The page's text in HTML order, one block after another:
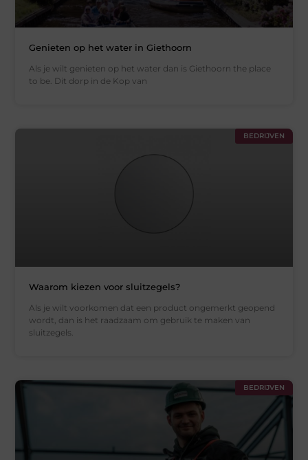
Genieten op het water in Giethoorn
Als je wilt genieten op het water dan is Giethoorn the place
to be. Dit dorp in de Kop van
BEDRIJVEN
Waarom kiezen voor sluitzegels?
Als je wilt voorkomen dat een product ongemerkt geopend
wordt, dan is het raadzaam om gebruik te maken van
sluitzegels.
BEDRIJVEN